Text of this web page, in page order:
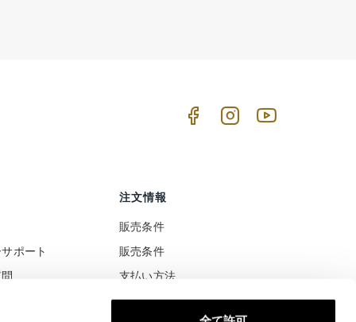
ポート
注文情報
販売条件
販売条件
支払い方法
配送と配達